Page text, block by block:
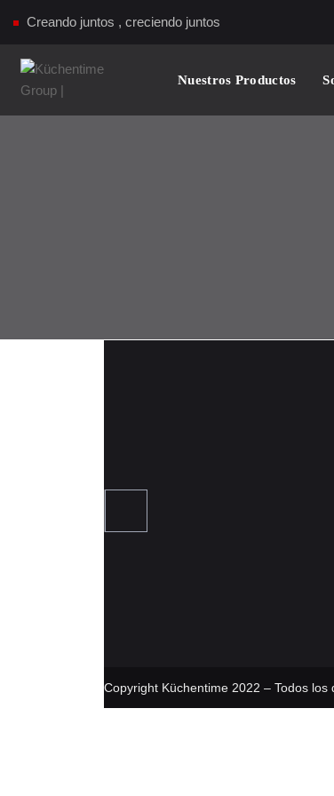
Creando juntos , creciendo juntos
Nuestros Productos
Copyright Küchentime 2022 – Todos los